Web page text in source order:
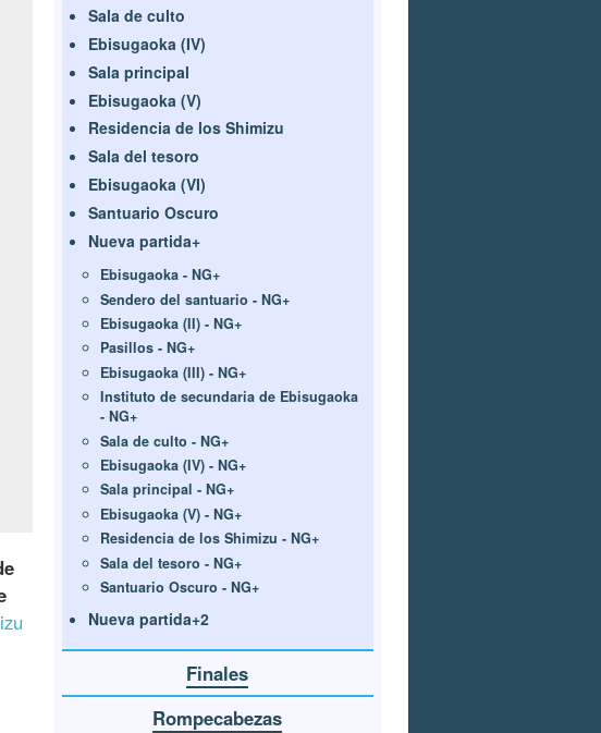
Sala de culto
Ebisugaoka (IV)
Sala principal
Ebisugaoka (V)
Residencia de los Shimizu
Sala del tesoro
Ebisugaoka (VI)
Santuario Oscuro
Nueva partida+
Ebisugaoka - NG+
Sendero del santuario - NG+
Ebisugaoka (II) - NG+
Pasillos - NG+
Ebisugaoka (III) - NG+
Instituto de secundaria de Ebisugaoka
- NG+
Sala de culto - NG+
Ebisugaoka (IV) - NG+
Sala principal - NG+
Ebisugaoka (V) - NG+
Residencia de los Shimizu - NG+
Sala del tesoro - NG+
Santuario Oscuro - NG+
Nueva partida+2
Finales
Rompecabezas